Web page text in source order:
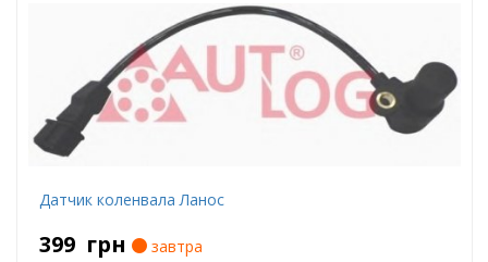
Датчик коленвала Ланос
399 грн
завтра